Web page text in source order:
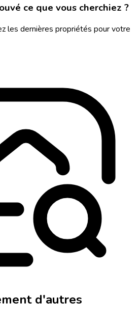
ce que vous cherchiez ?
les dernières propriétés pour votre
d'autres